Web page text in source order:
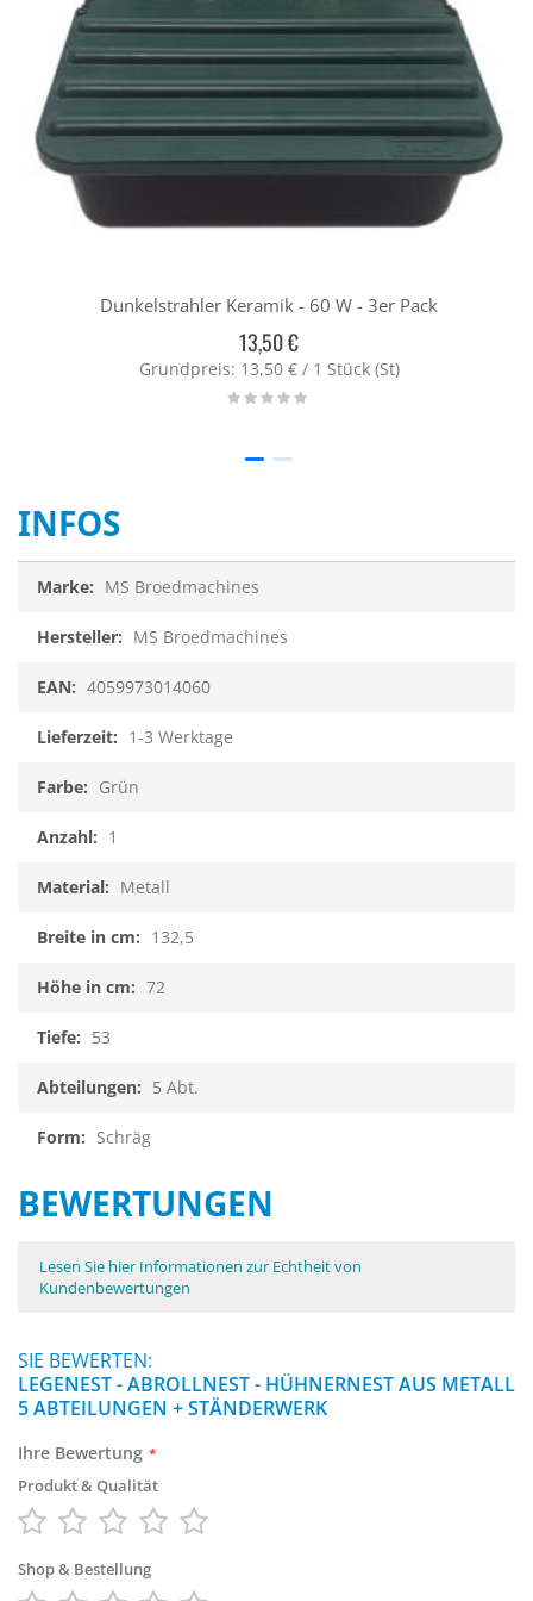
Dunkelstrahler Keramik - 60 W - 3er Pack
13,50 €
Grundpreis: 13,50 € / 1 Stück (St)
Rating:
0%
INFOS
MS Broedmachines
MS Broedmachines
4059973014060
1-3 Werktage
Grün
1
Metall
132,5
72
53
5 Abt.
Schräg
BEWERTUNGEN
Lesen Sie hier Informationen zur Echtheit von
Kundenbewertungen
SIE BEWERTEN:
LEGENEST - ABROLLNEST - HÜHNERNEST AUS METALL
5 ABTEILUNGEN + STÄNDERWERK
Ihre Bewertung
Produkt & Qualität
star
stars
stars
stars
stars
Shop & Bestellung